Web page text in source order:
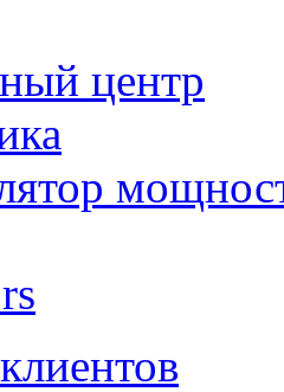
центр